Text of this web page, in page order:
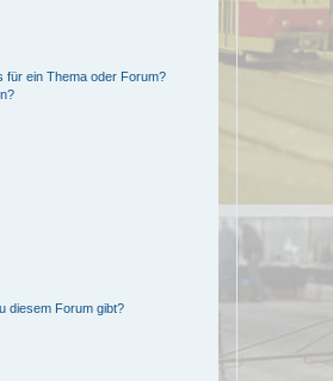
für ein Thema oder Forum?
diesem Forum gibt?